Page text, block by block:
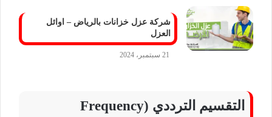
شركة عزل خزانات بالرياض – اوائل
العزل
21 سبتمبر، 2024
التقسيم الترددي (Frequency